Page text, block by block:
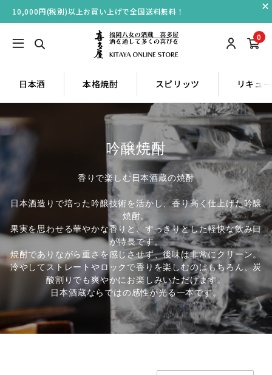
10,000円(税別)以上お買い上げで全国送料無料！
0
日本酒 本格焼酎 スピリッツ リキュ
吟醸焼酎
香りで楽しむ日本酒蔵の焼酎
日本酒造りで培った吟醸技術を活かし、香り高く仕上げた吟醸
焼酎。
果実を思わせる華やかな香りと、すっきりとした軽快な飲み口
が特長です。
焼酎でありながら重さを感じさせず、後味は非常にクリーン。
冷やしてストレートやロックで香りを楽しむのはもちろん、炭
酸割りでも爽やかにお楽しみいただけます。
日本酒蔵ならではの感性が光る一本です。